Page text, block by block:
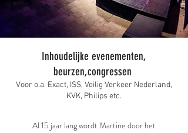
Inhoudelijke evenementen,
beurzen,congressen
Voor o.a. Exact, ISS, Veilig Verkeer Nederland,
KVK, Philips etc.
Al 15 jaar lang wordt Martine door het